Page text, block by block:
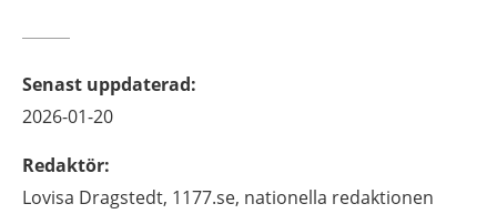
Senast uppdaterad:
2026-01-20
Redaktör:
Lovisa Dragstedt, 1177.se, nationella redaktionen